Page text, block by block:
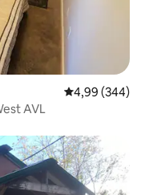
Средна
4,99 (344)
AVL